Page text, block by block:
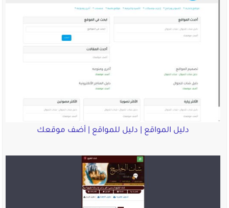
دليل المواقع | دليل للمواقع | أضف موقعك